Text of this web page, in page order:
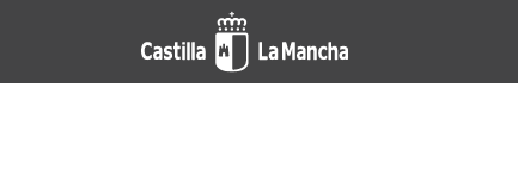
Pasar al contenido principal
Noticias de la región de